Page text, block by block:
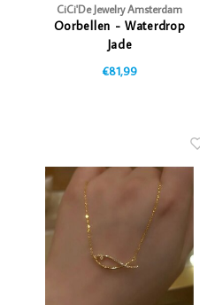
CiCi'De Jewelry Amsterdam
Oorbellen - Waterdrop
Jade
€81,99